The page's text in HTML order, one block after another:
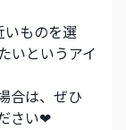
いものを選
いというアイ
合は、ぜひ
さい❤